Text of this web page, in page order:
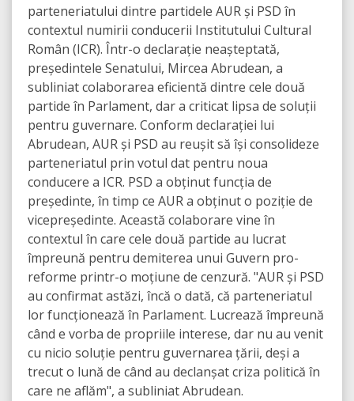
parteneriatului dintre partidele AUR și PSD în
contextul numirii conducerii Institutului Cultural
Român (ICR). Într-o declarație neașteptată,
președintele Senatului, Mircea Abrudean, a
subliniat colaborarea eficientă dintre cele două
partide în Parlament, dar a criticat lipsa de soluții
pentru guvernare. Conform declarației lui
Abrudean, AUR și PSD au reușit să își consolideze
parteneriatul prin votul dat pentru noua
conducere a ICR. PSD a obținut funcția de
președinte, în timp ce AUR a obținut o poziție de
vicepreședinte. Această colaborare vine în
contextul în care cele două partide au lucrat
împreună pentru demiterea unui Guvern pro-
reforme printr-o moțiune de cenzură. "AUR și PSD
au confirmat astăzi, încă o dată, că parteneriatul
lor funcționează în Parlament. Lucrează împreună
când e vorba de propriile interese, dar nu au venit
cu nicio soluție pentru guvernarea țării, deși a
trecut o lună de când au declanșat criza politică în
care ne aflăm", a subliniat Abrudean.